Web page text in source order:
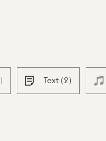
) Text (2)